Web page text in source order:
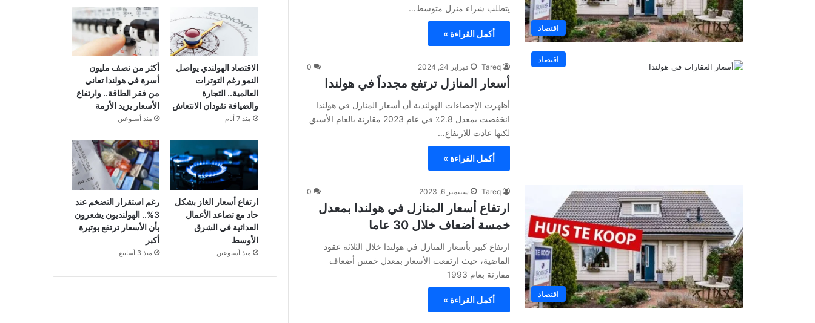
اقتصاد
يتطلب شراء منزل متوسط…
أكمل القراءة »
اقتصاد
Tareq فبراير 24, 2024 0
أسعار المنازل ترتفع مجدداً في هولندا
أظهرت الإحصاءات الهولندية أن أسعار المنازل في هولندا
انخفضت بمعدل 2.8٪ في عام 2023 مقارنة بالعام الأسبق
لكنها عادت للارتفاع…
أكمل القراءة »
اقتصاد
Tareq سبتمبر 6, 2023 0
ارتفاع أسعار المنازل في هولندا بمعدل
خمسة أضعاف خلال 30 عاما
ارتفاع كبير بأسعار المنازل في هولندا خلال الثلاثة عقود
الماضية، حيث ارتفعت الأسعار بمعدل خمس أضعاف
مقارنة بعام 1993
أكمل القراءة »
الاقتصاد الهولندي يواصل
النمو رغم التوترات
العالمية.. التجارة
والضيافة تقودان الانتعاش
منذ 7 أيام
أكثر من نصف مليون
أسرة في هولندا تعاني
من فقر الطاقة.. وارتفاع
الأسعار يزيد الأزمة
منذ أسبوعين
ارتفاع أسعار الغاز بشكل
حاد مع تصاعد الأعمال
العدائية في الشرق
الأوسط
منذ أسبوعين
رغم استقرار التضخم عند
3%.. الهولنديون يشعرون
بأن الأسعار ترتفع بوتيرة
أكبر
منذ 3 أسابيع